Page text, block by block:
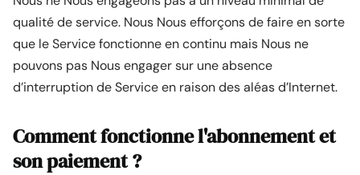
qualité de service. Nous Nous efforçons de faire en sorte
que le Service fonctionne en continu mais Nous ne
pouvons pas Nous engager sur une absence
d’interruption de Service en raison des aléas d’Internet.
Comment fonctionne l'abonnement et
son paiement ?